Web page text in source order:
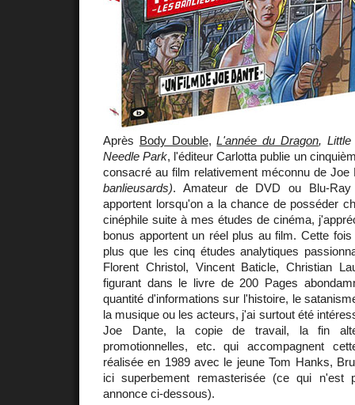
Après Body Double,L'année du Dragon,
Needle Park, l'éditeur Carlotta publie un
consacré au film relativement méconnu de
banlieusards). Amateur de DVD ou Blu-
apportent lorsqu'on a la chance de posséder
cinéphile suite à mes études de cinéma,
bonus apportent un réel plus au film. Cette
plus que les cinq études analytiques
Florent Christol, Vincent Baticle, Christian
figurant dans le livre de 200 Pages
quantité d'informations sur l'histoire, le
la musique ou les acteurs, j'ai surtout été
Joe Dante, la copie de travail, la fin
promotionnelles, etc. qui accompagnent
réalisée en 1989 avec le jeune Tom Hanks,
ici superbement remasterisée (ce qui n'est
annonce ci-dessous).